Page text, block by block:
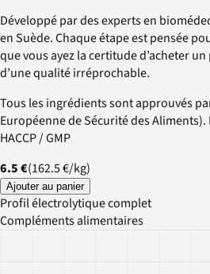
Développé par des experts en
en Suède. Chaque étape est pensée
que vous ayez la certitude d’acheter
d’une qualité irréprochable.
Tous les ingrédients sont approuvés
Européenne de Sécurité des
HACCP / GMP
6.5 €(162.5 €/kg)
Ajouter au panier
Profil électrolytique complet
Compléments alimentaires